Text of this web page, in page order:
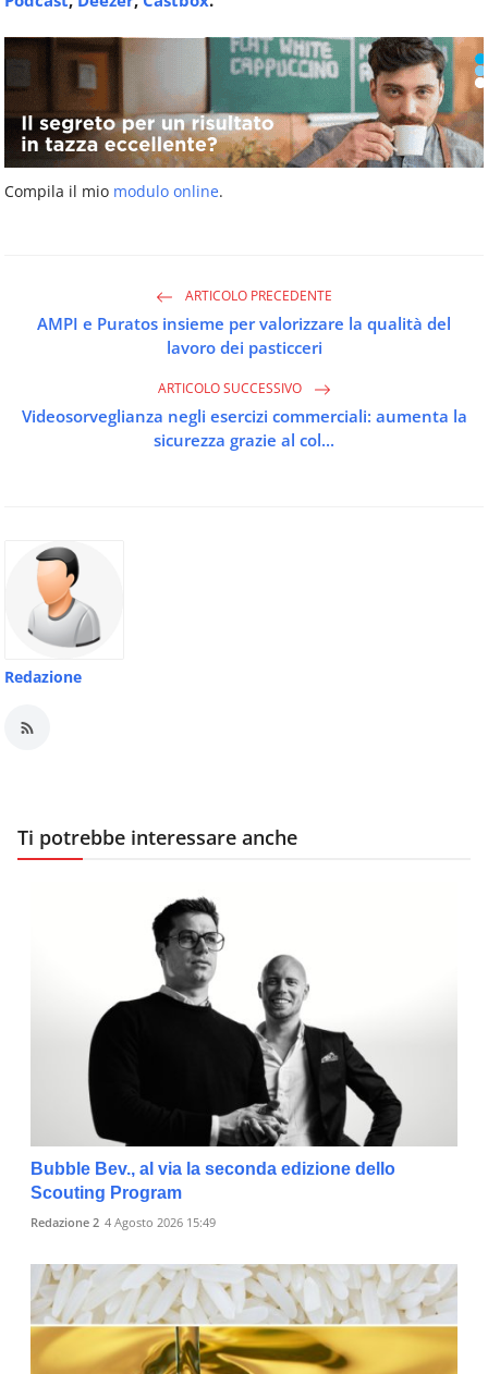
Compila il mio modulo online.
ARTICOLO PRECEDENTE
AMPI e Puratos insieme per valorizzare la qualità del
lavoro dei pasticceri
ARTICOLO SUCCESSIVO
Videosorveglianza negli esercizi commerciali: aumenta la
sicurezza grazie al col...
Redazione
Ti potrebbe interessare anche
Bubble Bev., al via la seconda edizione dello
Scouting Program
Redazione 2 4 Agosto 2026 15:49